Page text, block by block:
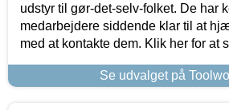
udstyr til gør-det-selv-folket. De har
medarbejdere siddende klar til at
med at kontakte dem. Klik her for at
Se udvalget på